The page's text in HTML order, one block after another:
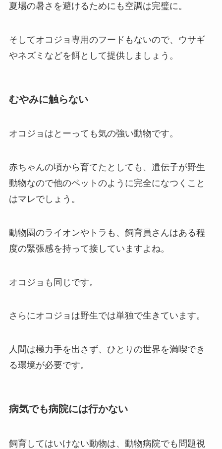
夏場の暑さを避けるためにも空調は完璧に。
そしてオコジョ専用のフードもないので、ウサギ
やネズミなどを餌として提供しましょう。
むやみに触らない
オコジョはとーっても気の強い動物です。
赤ちゃんの頃から育てたとしても、遺伝子が野生
動物なので他のペットのように完全になつくこと
はマレでしょう。
動物園のライオンやトラも、飼育員さんはある程
度の緊張感を持って接していますよね。
オコジョも同じです。
さらにオコジョは野生では単独で生きています。
人間は極力手を出さず、ひとりの世界を満喫でき
る環境が必要です。
病気でも病院には行かない
飼育してはいけない動物は、動物病院でも問題視